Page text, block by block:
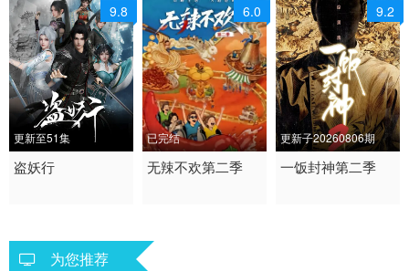
9.8
更新至51集
2026 / 中国大陆 / 汉语
盗妖行
6.0
已完结
2026 / 中国大陆 / 汉语
无辣不欢第二季
9.2
更新子20260806期
2026 / 中国大陆 / 汉语
一饭封神第二季
为您推荐